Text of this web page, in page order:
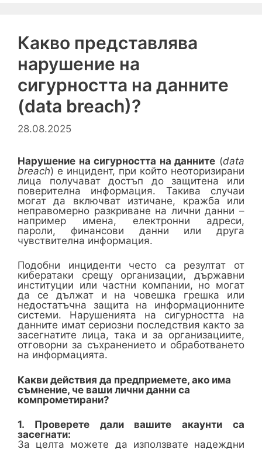
Какво представлява
нарушение на
сигурността на данните
(data breach)?
28.08.2025
Нарушение на сигурността на данните (data
breach) е инцидент, при който неоторизирани
лица получават достъп до защитена или
поверителна информация. Такива случаи
могат да включват изтичане, кражба или
неправомерно разкриване на лични данни –
например имена, електронни адреси,
пароли, финансови данни или друга
чувствителна информация.
Подобни инциденти често са резултат от
кибератаки срещу организации, държавни
институции или частни компании, но могат
да се дължат и на човешка грешка или
недостатъчна защита на информационните
системи. Нарушенията на сигурността на
данните имат сериозни последствия както за
засегнатите лица, така и за организациите,
отговорни за съхранението и обработването
на информацията.
Какви действия да предприемете, ако има
съмнение, че ваши лични данни са
компрометирани?
1. Проверете дали вашите акаунти са
засегнати:
За целта можете да използвате надеждни